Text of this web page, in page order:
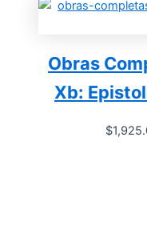
Obras
Xb:
$